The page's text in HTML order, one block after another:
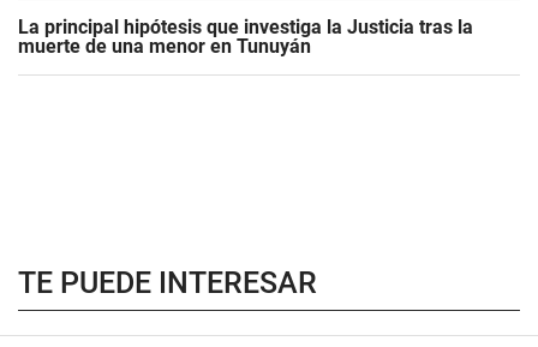
La principal hipótesis que investiga la Justicia tras la
muerte de una menor en Tunuyán
TE PUEDE INTERESAR